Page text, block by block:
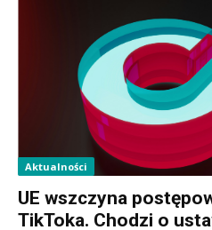
Aktualności
UE wszczyna
TikToka. Chodzi o